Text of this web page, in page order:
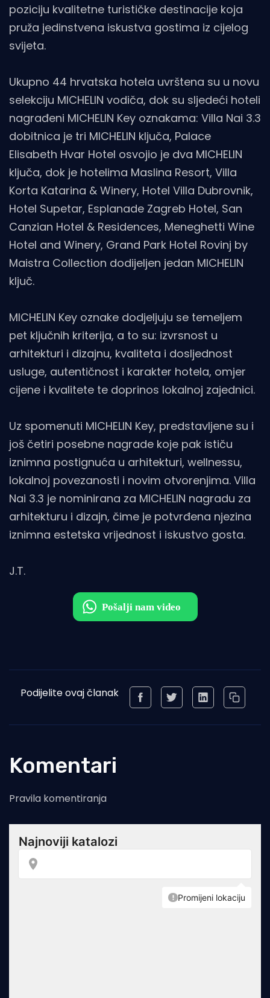
poziciju kvalitetne turističke destinacije koja
pruža jedinstvena iskustva gostima iz cijelog
svijeta.
Ukupno 44 hrvatska hotela uvrštena su u novu
selekciju MICHELIN vodiča, dok su sljedeći hoteli
nagrađeni MICHELIN Key oznakama: Villa Nai 3.3
dobitnica je tri MICHELIN ključa, Palace
Elisabeth Hvar Hotel osvojio je dva MICHELIN
ključa, dok je hotelima Maslina Resort, Villa
Korta Katarina & Winery, Hotel Villa Dubrovnik,
Hotel Supetar, Esplanade Zagreb Hotel, San
Canzian Hotel & Residences, Meneghetti Wine
Hotel and Winery, Grand Park Hotel Rovinj by
Maistra Collection dodijeljen jedan MICHELIN
ključ.
MICHELIN Key oznake dodjeljuju se temeljem
pet ključnih kriterija, a to su: izvrsnost u
arhitekturi i dizajnu, kvaliteta i dosljednost
usluge, autentičnost i karakter hotela, omjer
cijene i kvalitete te doprinos lokalnoj zajednici.
Uz spomenuti MICHELIN Key, predstavljene su i
još četiri posebne nagrade koje pak ističu
iznimna postignuća u arhitekturi, wellnessu,
lokalnoj povezanosti i novim otvorenjima. Villa
Nai 3.3 je nominirana za MICHELIN nagradu za
arhitekturu i dizajn, čime je potvrđena njezina
iznimna estetska vrijednost i iskustvo gosta.
J.T.
Podijelite ovaj članak
Komentari
Pravila komentiranja